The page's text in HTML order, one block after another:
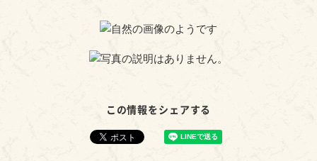
この情報をシェアする